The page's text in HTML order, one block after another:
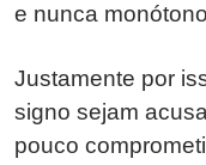
e nunca
Justamente por
signo sejam
pouco